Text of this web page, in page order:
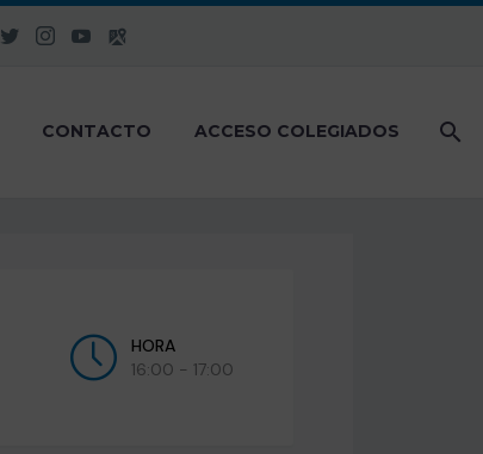
CONTACTO ACCESO COLEGIADOS
HORA
16:00 - 17:00